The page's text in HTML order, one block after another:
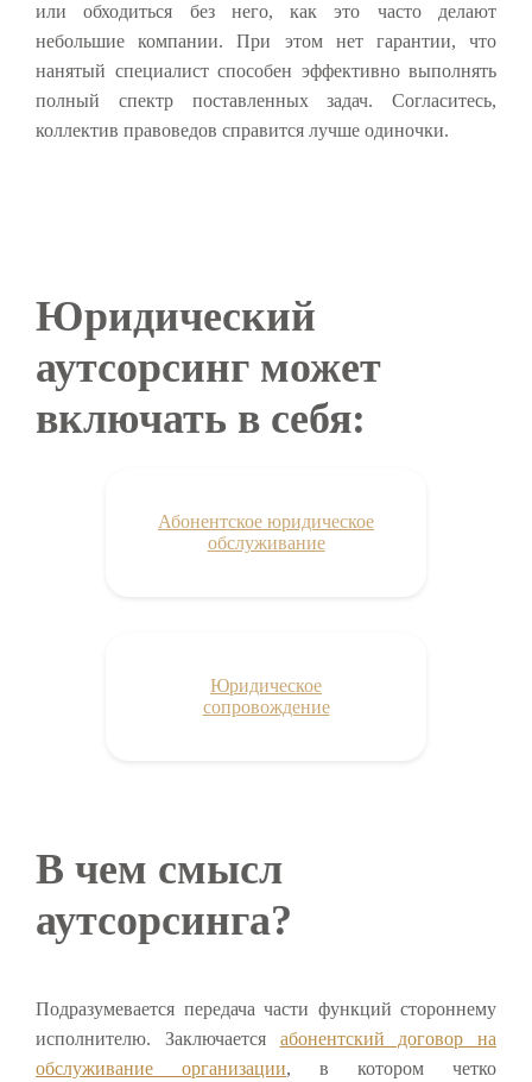
или обходиться без него, как это часто делают
небольшие компании. При этом нет гарантии, что
нанятый специалист способен эффективно выполнять
полный спектр поставленных задач. Согласитесь,
коллектив правоведов справится лучше одиночки.
Юридический
аутсорсинг может
включать в себя:
Абонентское юридическое
обслуживание
Юридическое
сопровождение
В чем смысл
аутсорсинга?
Подразумевается передача части функций стороннему
исполнителю. Заключается абонентский договор на
обслуживание организации, в котором четко